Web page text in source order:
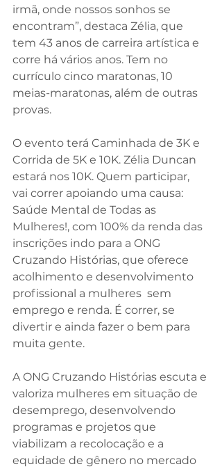
irmã, onde nossos sonhos se
encontram”, destaca Zélia, que
tem 43 anos de carreira artística e
corre há vários anos. Tem no
currículo cinco maratonas, 10
meias-maratonas, além de outras
provas.
O evento terá Caminhada de 3K e
Corrida de 5K e 10K. Zélia Duncan
estará nos 10K. Quem participar,
vai correr apoiando uma causa:
Saúde Mental de Todas as
Mulheres!, com 100% da renda das
inscrições indo para a ONG
Cruzando Histórias, que oferece
acolhimento e desenvolvimento
profissional a mulheres  sem
emprego e renda. É correr, se
divertir e ainda fazer o bem para
muita gente.
A ONG Cruzando Histórias escuta e
valoriza mulheres em situação de
desemprego, desenvolvendo
programas e projetos que
viabilizam a recolocação e a
equidade de gênero no mercado